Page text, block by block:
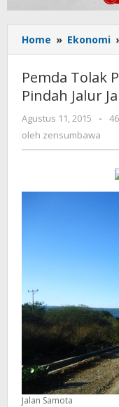
Home » Ekonomi
Pemda Tolak
Pindah Jalur
Agustus 11, 2015
oleh
-
oleh zensumbawa
Jalan Samota